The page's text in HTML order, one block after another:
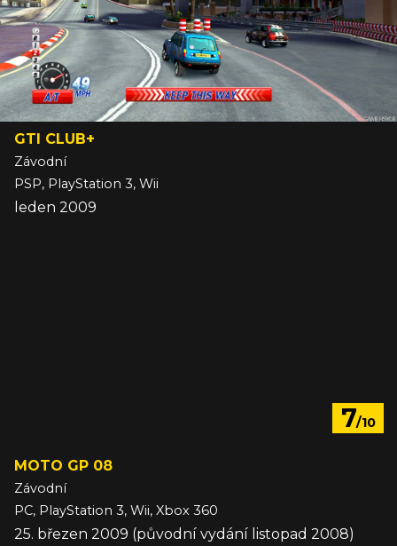
GTI CLUB+
Závodní
PSP, PlayStation 3, Wii
leden 2009
7/10
MOTO GP 08
Závodní
PC, PlayStation 3, Wii, Xbox 360
25. březen 2009 (původní vydání listopad 2008)